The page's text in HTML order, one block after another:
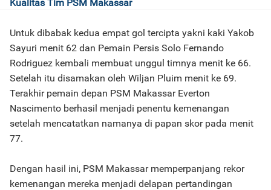
Kualitas Tim PSM Makassar
Untuk dibabak kedua empat gol tercipta yakni kaki Yakob
Sayuri menit 62 dan Pemain Persis Solo Fernando
Rodriguez kembali membuat unggul timnya menit ke 66.
Setelah itu disamakan oleh Wiljan Pluim menit ke 69.
Terakhir pemain depan PSM Makassar Everton
Nascimento berhasil menjadi penentu kemenangan
setelah mencatatkan namanya di papan skor pada menit
77.
Dengan hasil ini, PSM Makassar memperpanjang rekor
kemenangan mereka menjadi delapan pertandingan